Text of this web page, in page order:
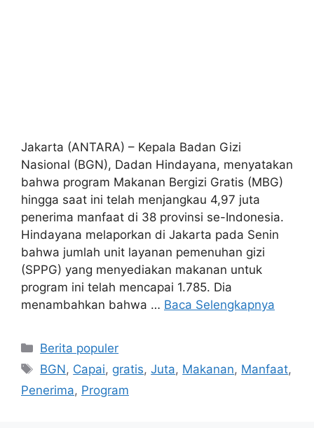
Jakarta (ANTARA) – Kepala Badan Gizi
Nasional (BGN), Dadan Hindayana, menyatakan
bahwa program Makanan Bergizi Gratis (MBG)
hingga saat ini telah menjangkau 4,97 juta
penerima manfaat di 38 provinsi se-Indonesia.
Hindayana melaporkan di Jakarta pada Senin
bahwa jumlah unit layanan pemenuhan gizi
(SPPG) yang menyediakan makanan untuk
program ini telah mencapai 1.785. Dia
menambahkan bahwa … Baca Selengkapnya
Kategori
Berita populer
Tag
BGN, Capai, gratis,Juta, Makanan, Manfaat,
Penerima, Program